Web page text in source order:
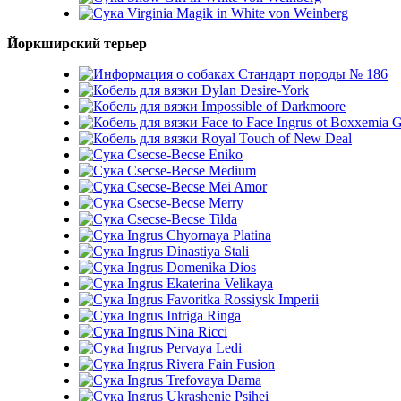
Virginia Magik in White von Weinberg
Йоркширский терьер
Стандарт породы № 186
Dylan Desire-York
Impossible of Darkmoore
Face to Face Ingrus ot Boxxemia
Royal Touch of New Deal
Csecse-Becse Eniko
Csecse-Becse Medium
Csecse-Becse Mei Amor
Csecse-Becse Merry
Csecse-Becse Tilda
Ingrus Chyornaya Platina
Ingrus Dinastiya Stali
Ingrus Domenika Dios
Ingrus Ekaterina Velikaya
Ingrus Favoritka Rossiysk Imperii
Ingrus Intriga Ringa
Ingrus Nina Ricci
Ingrus Pervaya Ledi
Ingrus Rivera Fain Fusion
Ingrus Trefovaya Dama
Ingrus Ukrashenie Psihei